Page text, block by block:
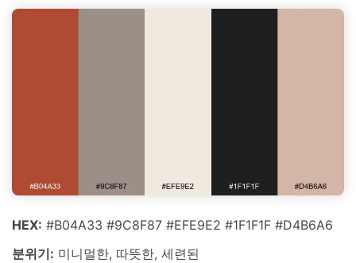
HEX: #B04A33 #9C8F87 #EFE9E2 #1F1F1F #D4B6A6
분위기: 미니멀한, 따뜻한, 세련된